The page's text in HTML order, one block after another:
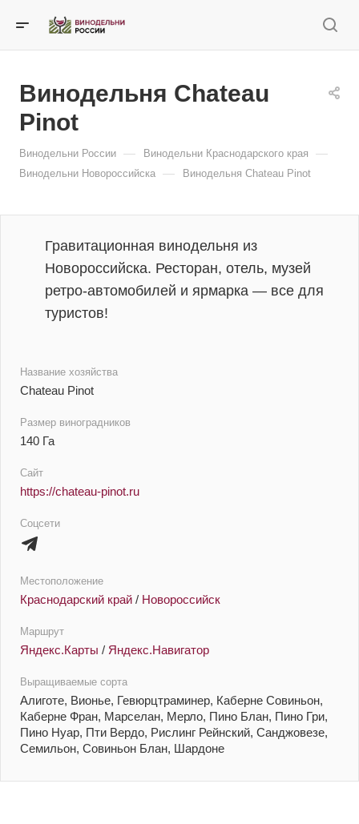
Винодельня Chateau
Pinot
Винодельни России — Винодельни Краснодарского края —
Винодельни Новороссийска — Винодельня Chateau Pinot
Гравитационная винодельня из
Новороссийска. Ресторан, отель, музей
ретро-автомобилей и ярмарка — все для
туристов!
Название хозяйства
Chateau Pinot
Размер виноградников
140 Га
Сайт
https://chateau-pinot.ru
Соцсети
Местоположение
Краснодарский край / Новороссийск
Маршрут
Яндекс.Карты / Яндекс.Навигатор
Выращиваемые сорта
Алиготе, Вионье, Гевюрцтраминер, Каберне Совиньон,
Каберне Фран, Марселан, Мерло, Пино Блан, Пино Гри,
Пино Нуар, Пти Вердо, Рислинг Рейнский, Санджовезе,
Семильон, Совиньон Блан, Шардоне